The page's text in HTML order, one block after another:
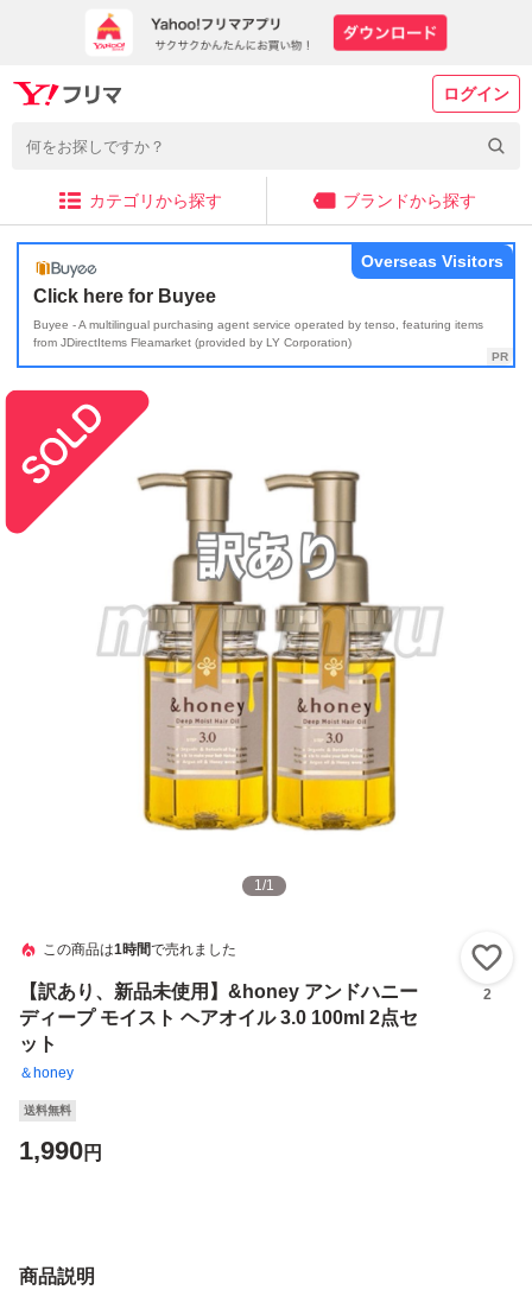
ログイン
カテゴリから探す ブランドから探す
Click here for Buyee
Buyee - A multilingual purchasing agent service operated by tenso, featuring items
from JDirectItems Fleamarket (provided by LY Corporation)
Overseas Visitors
1/1
この商品は1時間で売れました
【訳あり、新品未使用】&honey アンドハニー
ディープ モイスト ヘアオイル 3.0 100ml 2点セ
ット
＆honey
2
送料無料
1,990円
商品説明